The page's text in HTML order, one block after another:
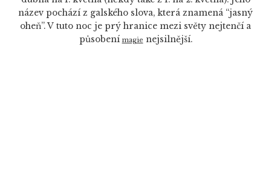
název pochází z galského slova, která znamená “jasný
oheň”. V tuto noc je prý hranice mezi světy nejtenčí a
působení magie nejsilnější.